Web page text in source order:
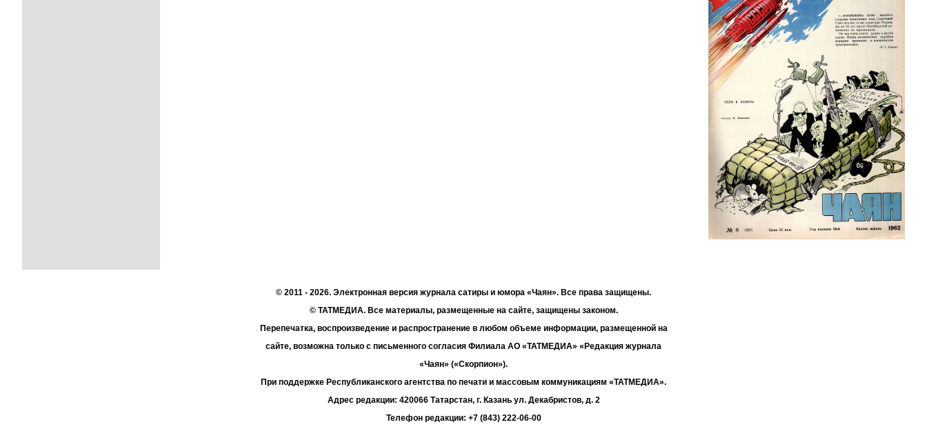
© 2011 - 2026. Электронная версия журнала сатиры и юмора «Чаян». Все права защищены.
© ТАТМЕДИА. Все материалы, размещенные на сайте, защищены законом.
Перепечатка, воспроизведение и распространение в любом объеме информации, размещенной на
сайте, возможна только с письменного согласия Филиала АО «ТАТМЕДИА» «Редакция журнала
«Чаян» («Скорпион»).
При поддержке Республиканского агентства по печати и массовым коммуникациям «ТАТМЕДИА».
Адрес редакции: 420066 Татарстан, г. Казань ул. Декабристов, д. 2
Телефон редакции: +7 (843) 222-06-00